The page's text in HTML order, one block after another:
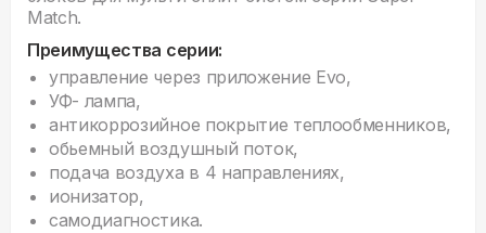
Match.
Преимущества серии:
управление через приложение Evo,
УФ- лампа,
антикоррозийное покрытие теплообменников,
обьемный воздушный поток,
подача воздуха в 4 направлениях,
ионизатор,
самодиагностика.